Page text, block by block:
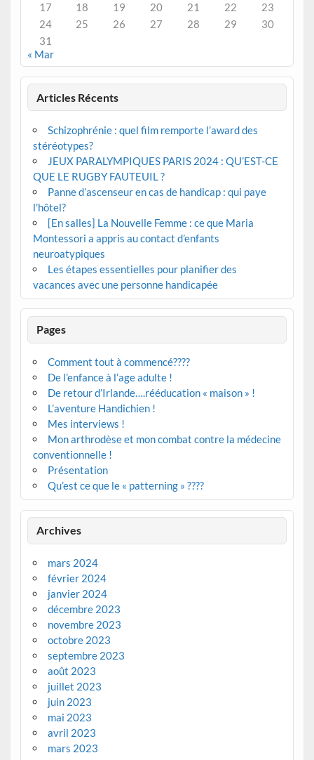
17
18 19 20 21 22
23
24
25 26 27 28 29
30
31
« Mar
Articles Récents
Schizophrénie : quel film remporte l’award des
stéréotypes?
JEUX PARALYMPIQUES PARIS 2024 : QU’EST-CE
QUE LE RUGBY FAUTEUIL ?
Panne d’ascenseur en cas de handicap : qui paye
l’hôtel?
[En salles] La Nouvelle Femme : ce que Maria
Montessori a appris au contact d’enfants
neuroatypiques
Les étapes essentielles pour planifier des
vacances avec une personne handicapée
Pages
Comment tout à commencé????
De l’enfance à l’age adulte !
De retour d’Irlande….rééducation « maison » !
L’aventure Handichien !
Mes interviews !
Mon arthrodèse et mon combat contre la médecine
conventionnelle !
Présentation
Qu’est ce que le « patterning » ????
Archives
mars 2024
février 2024
janvier 2024
décembre 2023
novembre 2023
octobre 2023
septembre 2023
août 2023
juillet 2023
juin 2023
mai 2023
avril 2023
mars 2023